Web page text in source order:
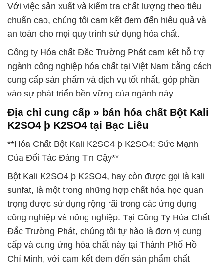
Với việc sản xuất và kiểm tra chất lượng theo tiêu
chuẩn cao, chúng tôi cam kết đem đến hiệu quả và
an toàn cho mọi quy trình sử dụng hóa chất.
Công ty Hóa chất Đắc Trường Phát cam kết hỗ trợ
ngành công nghiệp hóa chất tại Việt Nam bằng cách
cung cấp sản phẩm và dịch vụ tốt nhất, góp phần
vào sự phát triển bền vững của ngành này.
Địa chỉ cung cấp » bán hóa chất Bột Kali
K2SO4 þ K2SO4 tại Bạc Liêu
**Hóa Chất Bột Kali K2SO4 þ K2SO4: Sức Mạnh
Của Đối Tác Đáng Tin Cậy**
Bột Kali K2SO4 þ K2SO4, hay còn được gọi là kali
sunfat, là một trong những hợp chất hóa học quan
trọng được sử dụng rộng rãi trong các ứng dụng
công nghiệp và nông nghiệp. Tại Công Ty Hóa Chất
Đắc Trường Phát, chúng tôi tự hào là đơn vị cung
cấp và cung ứng hóa chất này tại Thành Phố Hồ
Chí Minh, với cam kết đem đến sản phẩm chất